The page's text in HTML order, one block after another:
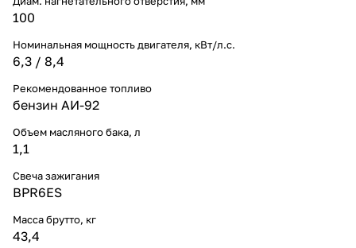
100
Номинальная мощность двигателя, кВт/л.с.
6,3 / 8,4
Рекомендованное топливо
бензин АИ-92
Объем масляного бака, л
1,1
Свеча зажигания
BPR6ES
Масса брутто, кг
43,4